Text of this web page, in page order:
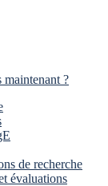
?
de recherche
évaluations